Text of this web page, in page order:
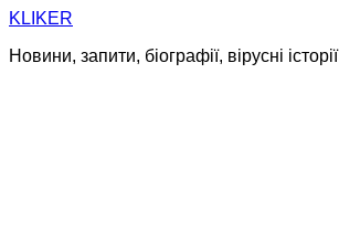
Skip
content
KLIKER
Новини, запити, біографії, вірусні історії